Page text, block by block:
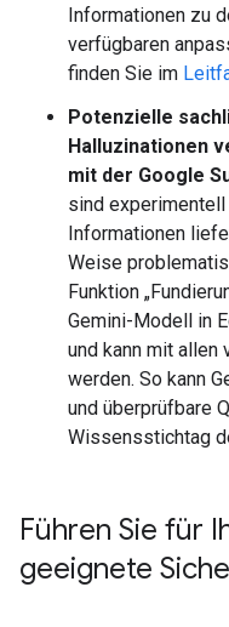
Informationen zu
verfügbaren
finden Sie im
Potenzielle
Halluzinationen
mit der Google
sind experimentell
Informationen
Weise
Funktion
Gemini-Modell in
und kann mit allen
werden. So kann
und überprüfbare
Wissensstichtag
Führen Sie für
geeignete